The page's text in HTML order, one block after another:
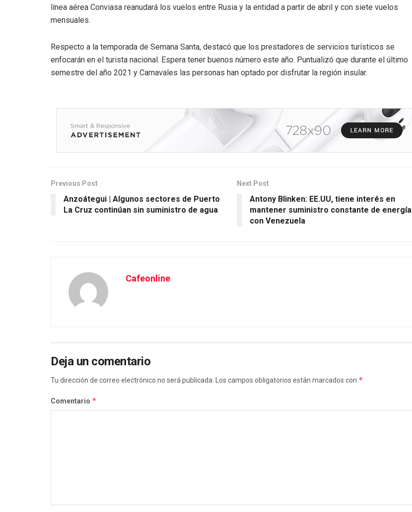
línea aérea Conviasa reanudará los vuelos entre Rusia y la entidad a partir de abril y con siete vuelos
mensuales.
Respecto a la temporada de Semana Santa, destacó que los prestadores de servicios turísticos se
enfocarán en el turista nacional. Espera tener buenos número este año. Puntualizó que durante el último
semestre del año 2021 y Carnavales las personas han optado por disfrutar la región insular.
Previous Post
Anzoátegui | Algunos sectores de Puerto
La Cruz continúan sin suministro de agua
Next Post
Antony Blinken: EE.UU, tiene interés en
mantener suministro constante de energía
con Venezuela
Cafeonline
Deja un comentario
Tu dirección de correo electrónico no será publicada. Los campos obligatorios están marcados con *
Comentario *